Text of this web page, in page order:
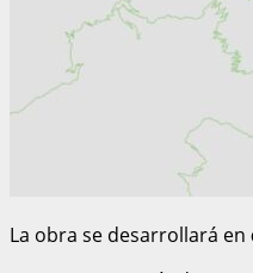
La obra se desarrollará en